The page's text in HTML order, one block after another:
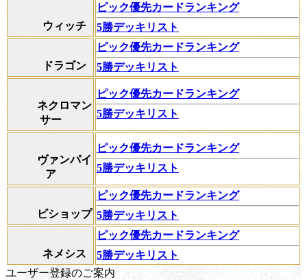
ウィッチ
ピック優先カードランキング
5勝デッキリスト
ドラゴン
ピック優先カードランキング
5勝デッキリスト
ネクロマン
サー
ピック優先カードランキング
5勝デッキリスト
ヴァンパイ
ア
ピック優先カードランキング
5勝デッキリスト
ビショップ
ピック優先カードランキング
5勝デッキリスト
ネメシス
ピック優先カードランキング
5勝デッキリスト
ユーザー登録のご案内